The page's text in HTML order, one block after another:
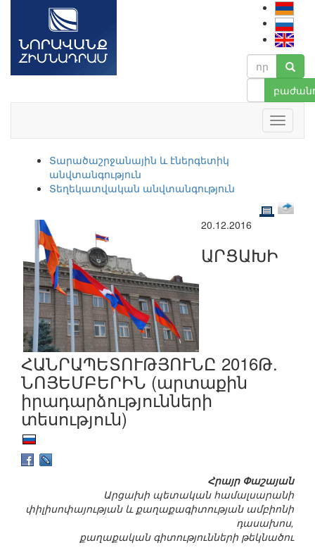
Տարածաշրջանային և էներգետիկ
անվտանգություն
Տեղեկատվական անվտանգություն
20.12.2016
ԱՐՑԱԽԻ
ՀԱՆՐԱՊԵՏՈՒԹՅՈՒՆԸ 2016Թ.
ՆՈՅԵՄԲԵՐԻՆ (արտաքին
իրադարձությունների
տեսություն)
Հրայր Փաշայան
Արցախի պետական համալսարանի
փիլիսոփայության և քաղաքագիտության ամբիոնի
դասախոս,
քաղաքական գիտությունների թեկնածու